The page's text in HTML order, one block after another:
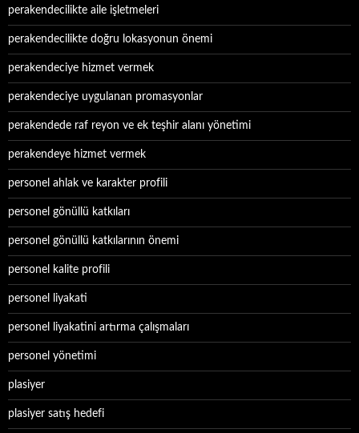
perakendecilikte aile işletmeleri
perakendecilikte doğru lokasyonun önemi
perakendeciye hizmet vermek
perakendeciye uygulanan promasyonlar
perakendede raf reyon ve ek teşhir alanı yönetimi
perakendeye hizmet vermek
personel ahlak ve karakter profili
personel gönüllü katkıları
personel gönüllü katkılarının önemi
personel kalite profili
personel liyakati
personel liyakatini artırma çalışmaları
personel yönetimi
plasiyer
plasiyer satış hedefi